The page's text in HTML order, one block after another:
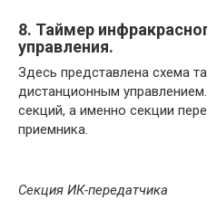
8. Таймер
управления.
Здесь представлена ​​схема
дистанционным
секций, а именно секции
приемника.
Секция ИК-передатчика